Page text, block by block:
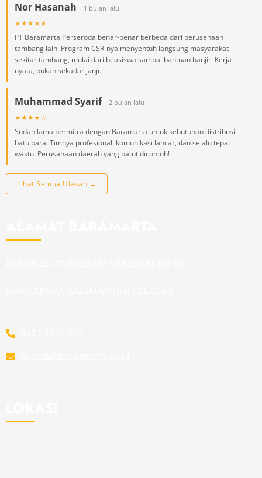
Nor Hasanah 1 bulan lalu
★★★★★
PT Baramarta Perseroda benar-benar berbeda dari perusahaan
tambang lain. Program CSR-nya menyentuh langsung masyarakat
sekitar tambang, mulai dari beasiswa sampai bantuan banjir. Kerja
nyata, bukan sekadar janji.
Muhammad Syarif 2 bulan lalu
★★★★☆
Sudah lama bermitra dengan Baramarta untuk kebutuhan distribusi
batu bara. Timnya profesional, komunikasi lancar, dan selalu tepat
waktu. Perusahaan daerah yang patut dicontoh!
Lihat Semua Ulasan →